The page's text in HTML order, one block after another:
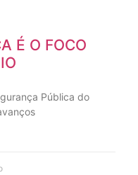
É O FOCO
Pública do